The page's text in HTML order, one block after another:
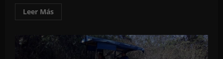
Leer MásLeer
más
Piden
en
Tekax